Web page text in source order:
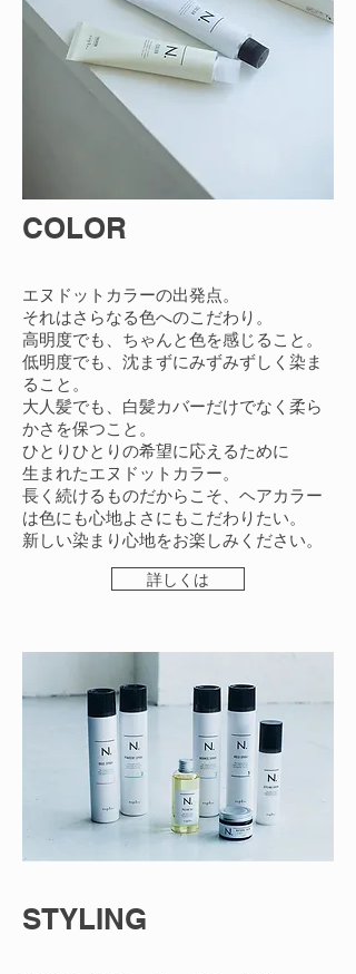
COLOR
エヌドットカラーの出発点。
それはさらなる色へのこだわり。
高明度でも、ちゃんと色を感じること。
低明度でも、沈まずにみずみずしく染ま
ること。
大人髪でも、白髪カバーだけでなく柔ら
かさを保つこと。
ひとりひとりの希望に応えるために
生まれたエヌドットカラー。
長く続けるものだからこそ、ヘアカラー
は色にも心地よさにもこだわりたい。
新しい染まり心地をお楽しみください。
詳しくは
STYLING